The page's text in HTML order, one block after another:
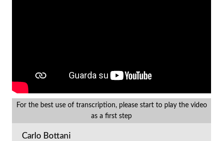
For the best use of transcription, please start to play the video
as a first step
Carlo Bottani